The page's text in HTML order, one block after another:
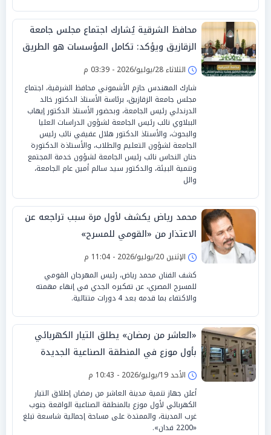
محافظ الشرقية يُشارك اجتماع مجلس جامعة
الزقازيق ويؤكد: تكامل المؤسسات هو الطريق
لبناء الإنسان ودعم التنمية الشاملة
الثلاثاء 28/يوليو/2026 - 03:39 م
شارك المهندس حازم الأشموني محافظ الشرقية، اجتماع
مجلس جامعة الزقازيق، برئاسة الأستاذ الدكتور خالد
الدرندلي رئيس الجامعة، وبحضور الأستاذ الدكتور إيهاب
الببلاوي نائب رئيس الجامعة لشؤون الدراسات العليا
والبحوث، والأستاذ الدكتور هلال عفيفي نائب رئيس
الجامعة لشؤون التعليم والطلاب، والأستاذة الدكتورة
حنان النحاس نائب رئيس الجامعة لشؤون خدمة المجتمع
وتنمية البيئة، والدكتور سيد سالم أمين عام الجامعة،
والل
محمد رياض يكشف لأول مرة سبب تراجعه عن
الاعتذار من «القومي للمسرح»
الإثنين 20/يوليو/2026 - 11:04 م
كشف الفنان محمد رياض، رئيس المهرجان القومي
للمسرح المصري، عن تفكيره الجدي في إنهاء مهمته
والاكتفاء بما قدمه بعد 4 دورات متتالية.
«العاشر من رمضان» يطلق التيار الكهربائي
بأول موزع في المنطقة الصناعية الجديدة
الأحد 19/يوليو/2026 - 10:43 م
أعلن جهاز تنمية مدينة العاشر من رمضان إطلاق التيار
الكهربائي لأول موزع بالمنطقة الصناعية الواقعة جنوب
غرب المدينة، والممتدة على مساحة إجمالية شاسعة تبلغ
«2200 فدان».